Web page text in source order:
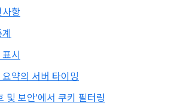
사항
시
약의 서버 타이밍
및 보안'에서 쿠키 필터링